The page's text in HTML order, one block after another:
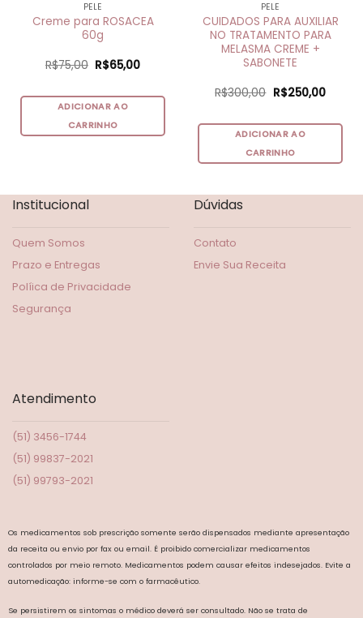
PELE
Creme para ROSACEA
60g
R$75,00 O
preço
era:
R$75,00.
R$65,00O
é:
ADICIONAR AO
CARRINHO
PELE
CUIDADOS PARA AUXILIAR
NO TRATAMENTO PARA
MELASMA CREME +
SABONETE
R$300,00 O
preço
era:
R$300,00.
R$250,00O
é:
ADICIONAR AO
CARRINHO
Institucional
Quem Somos
Prazo e Entregas
Políica de Privacidade
Segurança
Dúvidas
Contato
Envie Sua Receita
Atendimento
(51) 3456-1744
(51) 99837-2021
(51) 99793-2021
Os medicamentos sob prescrição somente serão dispensados mediante apresentação
da receita ou envio por fax ou email. É proibido comercializar medicamentos
controlados por meio remoto. Medicamentos podem causar efeitos indesejados. Evite a
automedicação: informe-se com o farmacêutico.
Se persistirem os sintomas o médico deverá ser consultado. Não se trata de